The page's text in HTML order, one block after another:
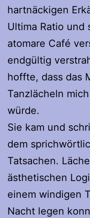
hartnäckigen
Ultima Ratio und
atomare Café
endgültig
hoffte, dass das
Tanzlächeln
würde.
Sie kam und
dem
Tatsachen.
ästhetischen
einem windigen
Nacht legen